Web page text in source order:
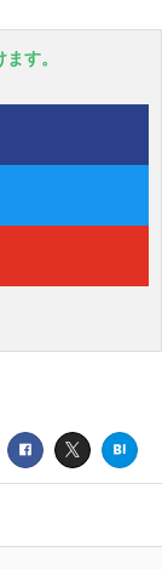
す。